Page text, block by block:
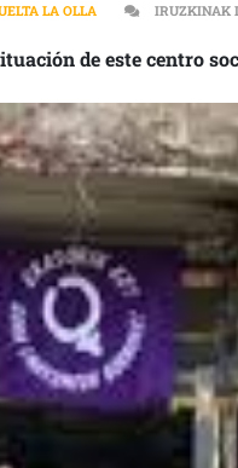
LA OLLA IRUZKINAK
de este centro